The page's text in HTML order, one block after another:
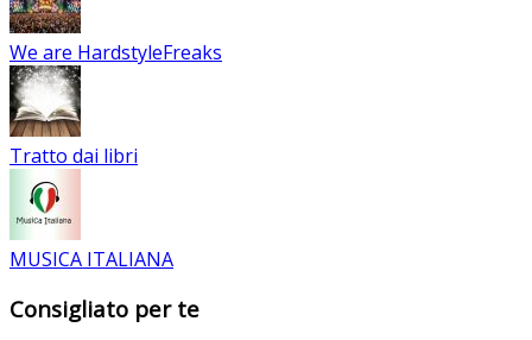
We are HardstyleFreaks
Tratto dai libri
MUSICA ITALIANA
Consigliato per te